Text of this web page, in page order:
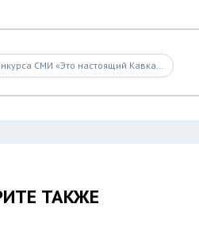
Победители конкурса СМИ «Это настоящий Кавказ»
ТАКЖЕ